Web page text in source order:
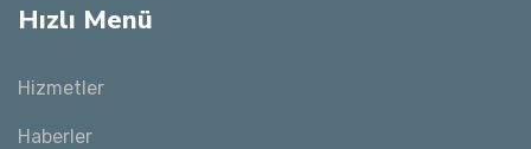
Hızlı Menü
Hizmetler
Haberler